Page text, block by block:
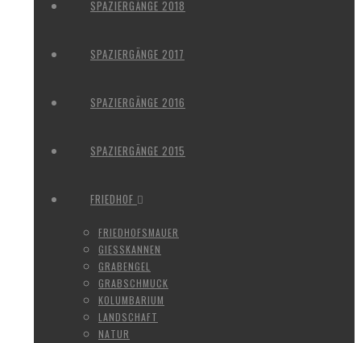
SPAZIERGÄNGE 2018
SPAZIERGÄNGE 2017
SPAZIERGÄNGE 2016
SPAZIERGÄNGE 2015
FRIEDHOF
FRIEDHOFSMAUER
GIESSKANNEN
GRABENGEL
GRABSCHMUCK
KOLUMBARIUM
LANDSCHAFT
NATUR